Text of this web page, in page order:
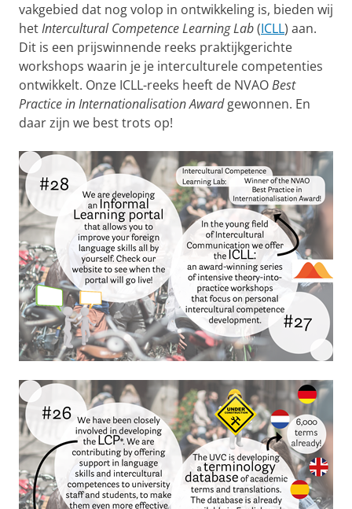
vakgebied dat nog volop in ontwikkeling is, bieden wij
hetIntercultural Competence Learning Lab(ICLL) aan.
Dit is een prijswinnende reeks praktijkgerichte
workshops waarin je je interculturele competenties
ontwikkelt. Onze ICLL-reeks heeft de NVAOBest
Practice in InternationalisationAwardgewonnen. En
daar zijn we best trots op!